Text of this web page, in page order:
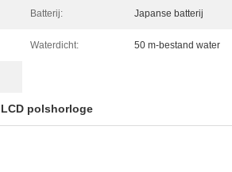
Batterij: Japanse batterij
Waterdicht: 50 m-bestand water
LCD polshorloge